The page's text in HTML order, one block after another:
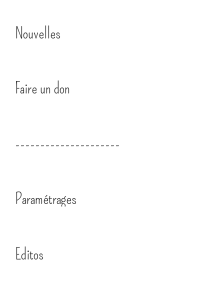
Nouvelles
Faire un don
---------------------
Paramétrages
Editos